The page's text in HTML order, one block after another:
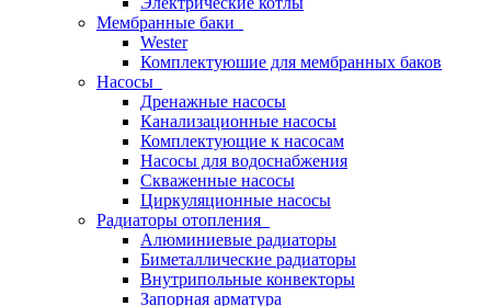
Мембранные баки
Wester
Комплектуюшие для мембранных баков
Насосы
Дренажные насосы
Канализационные насосы
Комплектующие к насосам
Насосы для водоснабжения
Скваженные насосы
Циркуляционные насосы
Радиаторы отопления
Алюминиевые радиаторы
Биметаллические радиаторы
Внутрипольные конвекторы
Запорная арматура